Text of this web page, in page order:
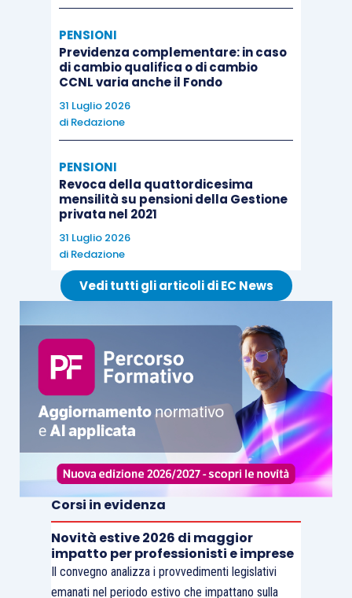
PENSIONI
Previdenza complementare: in caso
di cambio qualifica o di cambio
CCNL varia anche il Fondo
31 Luglio 2026
di Redazione
PENSIONI
Revoca della quattordicesima
mensilità su pensioni della Gestione
privata nel 2021
31 Luglio 2026
di Redazione
Vedi tutti gli articoli di EC News
Corsi in evidenza
Novità estive 2026 di maggior
impatto per professionisti e imprese
Il convegno analizza i provvedimenti legislativi
emanati nel periodo estivo che impattano sulla